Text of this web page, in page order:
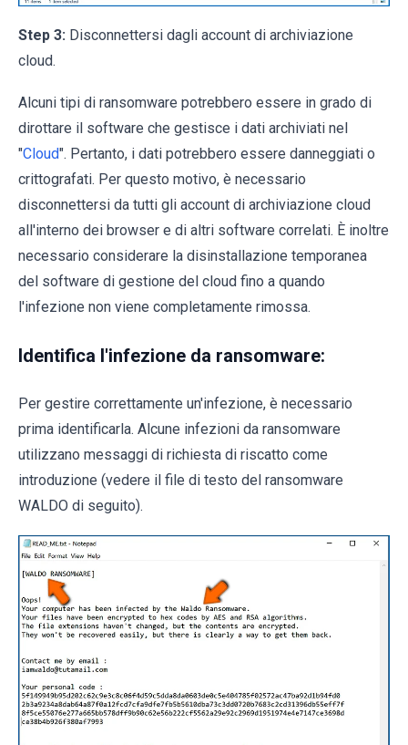
Step 3: Disconnettersi dagli account di archiviazione
cloud.
Alcuni tipi di ransomware potrebbero essere in grado di
dirottare il software che gestisce i dati archiviati nel
"Cloud". Pertanto, i dati potrebbero essere danneggiati o
crittografati. Per questo motivo, è necessario
disconnettersi da tutti gli account di archiviazione cloud
all'interno dei browser e di altri software correlati. È inoltre
necessario considerare la disinstallazione temporanea
del software di gestione del cloud fino a quando
l'infezione non viene completamente rimossa.
Identifica l'infezione da ransomware:
Per gestire correttamente un'infezione, è necessario
prima identificarla. Alcune infezioni da ransomware
utilizzano messaggi di richiesta di riscatto come
introduzione (vedere il file di testo del ransomware
WALDO di seguito).